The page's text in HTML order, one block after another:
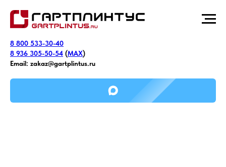
8 800 533-30-40
8 936 305-50-54 (MAX)
Email: zakaz@gartplintus.ru